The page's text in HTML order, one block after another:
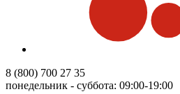
8 (800) 700 27 35
понедельник - суббота: 09:00-19:00